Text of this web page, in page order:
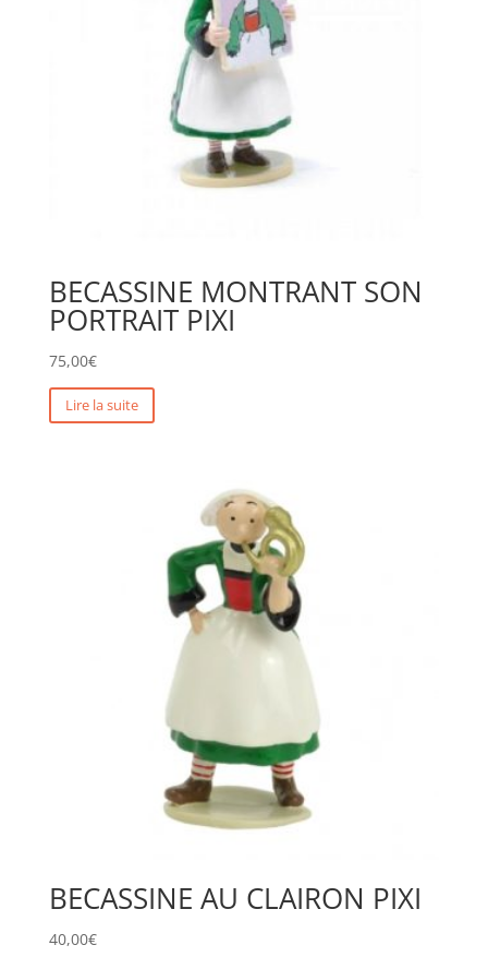
BECASSINE MONTRANT SON
PORTRAIT PIXI
75,00€
Lire la suite
BECASSINE AU CLAIRON PIXI
40,00€